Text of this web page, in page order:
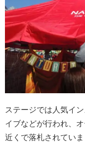
ステージでは人気イ
イブなどが行われ、
近くで落札されてい